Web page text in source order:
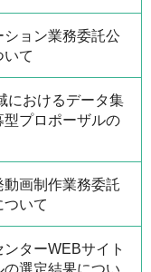
ョン業務委託公
いて
におけるデータ集
プロポーザルの
画制作業務委託
いて
ターWEBサイト
選定結果につい